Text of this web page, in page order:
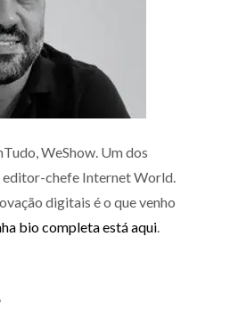
WeShow. Um dos
editor-chefe Internet World.
digitais é o que venho
bio completa está aqui.